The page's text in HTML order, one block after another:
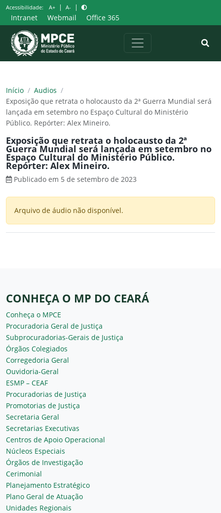
Pular
para
o
conteúdo
Acessibilidade: A+ | A- |
Intranet Webmail Office 365
Início / Audios /
Exposição que retrata o holocausto da 2ª Guerra Mundial será
lançada em setembro no Espaço Cultural do Ministério
Público. Repórter: Alex Mineiro.
Exposição que retrata o holocausto da 2ª
Guerra Mundial será lançada em setembro no
Espaço Cultural do Ministério Público.
Repórter: Alex Mineiro.
Publicado em 5 de setembro de 2023
Arquivo de áudio não disponível.
CONHEÇA O MP DO CEARÁ
Conheça o MPCE
Procuradoria Geral de Justiça
Subprocuradorias-Gerais de Justiça
Órgãos Colegiados
Corregedoria Geral
Ouvidoria-Geral
ESMP – CEAF
Procuradorias de Justiça
Promotorias de Justiça
Secretaria Geral
Secretarias Executivas
Centros de Apoio Operacional
Núcleos Especiais
Órgãos de Investigação
Cerimonial
Planejamento Estratégico
Plano Geral de Atuação
Unidades Regionais